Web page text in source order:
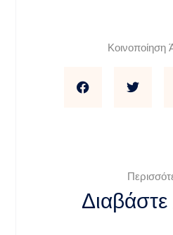
Κοινοποίηση